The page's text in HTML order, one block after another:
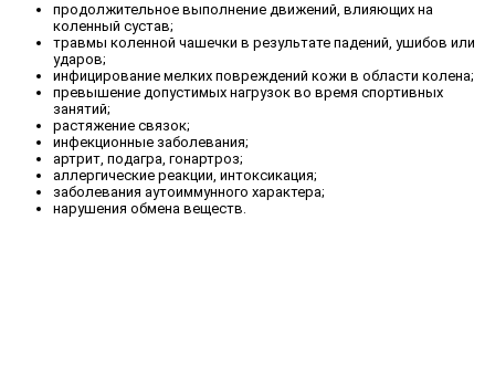
продолжительное выполнение движений, влияющих на
коленный сустав;
травмы коленной чашечки в результате падений, ушибов или
ударов;
инфицирование мелких повреждений кожи в области колена;
превышение допустимых нагрузок во время спортивных
занятий;
растяжение связок;
инфекционные заболевания;
артрит, подагра, гонартроз;
аллергические реакции, интоксикация;
заболевания аутоиммунного характера;
нарушения обмена веществ.